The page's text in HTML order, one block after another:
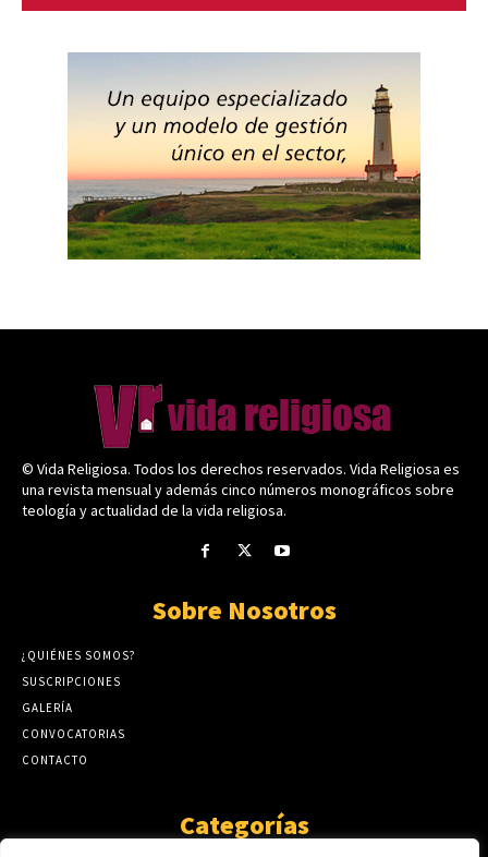
© Vida Religiosa. Todos los derechos reservados. Vida Religiosa es
una revista mensual y además cinco números monográficos sobre
teología y actualidad de la vida religiosa.
Sobre Nosotros
¿QUIÉNES SOMOS?
SUSCRIPCIONES
GALERÍA
CONVOCATORIAS
CONTACTO
Categorías